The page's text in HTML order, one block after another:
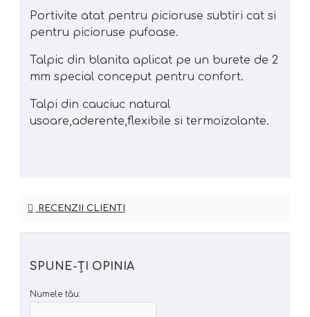
Portivite atat pentru picioruse subtiri cat si
pentru picioruse pufoase.
Talpic din blanita aplicat pe un burete de 2
mm special conceput pentru confort.
Talpi din cauciuc natural
usoare,aderente,flexibile si termoizolante.
RECENZII CLIENTI
SPUNE-ŢI OPINIA
Numele tău: